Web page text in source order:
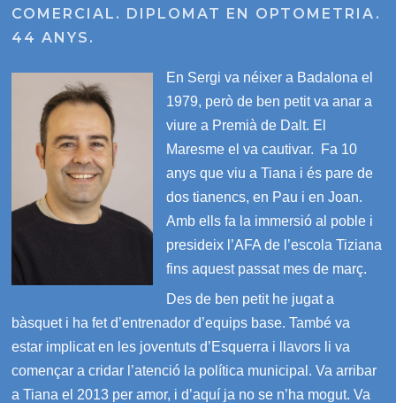
COMERCIAL. DIPLOMAT EN OPTOMETRIA.
44 ANYS.
En Sergi va néixer a Badalona el
1979, però de ben petit va anar a
viure a Premià de Dalt. El
Maresme el va cautivar. Fa 10
anys que viu a Tiana i és pare de
dos tianencs, en Pau i en Joan.
Amb ells fa la immersió al poble i
presideix l’AFA de l’escola Tiziana
fins aquest passat mes de març.
Des de ben petit he jugat a
bàsquet i ha fet d’entrenador d’equips base. També va
estar implicat en les joventuts d’Esquerra i llavors li va
començar a cridar l’atenció la política municipal. Va arribar
a Tiana el 2013 per amor, i d’aquí ja no se n’ha mogut. Va